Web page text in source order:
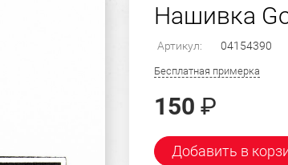
Нашивка
Артикул: 04154390
Бесплатная примерка
150 ₽
Добавить в